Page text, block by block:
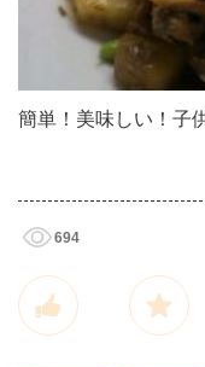
簡単！美味しい！子
694